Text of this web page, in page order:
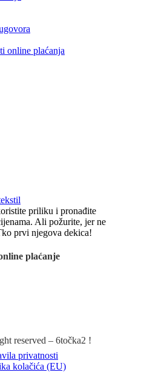
online plaćanja
priliku i pronađite
Ali požurite, jer ne
prvi njegova dekica!
plaćanje
reserved – 6točka2 !
privatnosti
kolačića (EU)